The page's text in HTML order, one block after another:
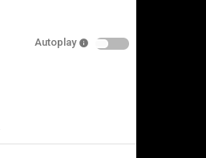
Autoplay